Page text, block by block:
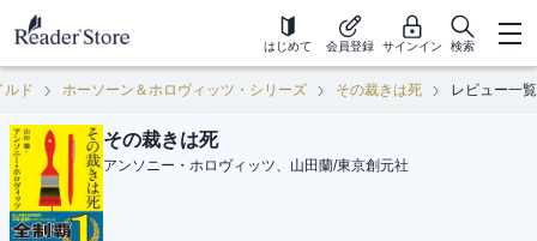
はじめて 会員登録 サインイン 検索
ルド ホーソーン＆ホロヴィッツ・シリーズ その裁きは死 レビュー一覧
その裁きは死
アンソニー・ホロヴィッツ、山田蘭/東京創元社